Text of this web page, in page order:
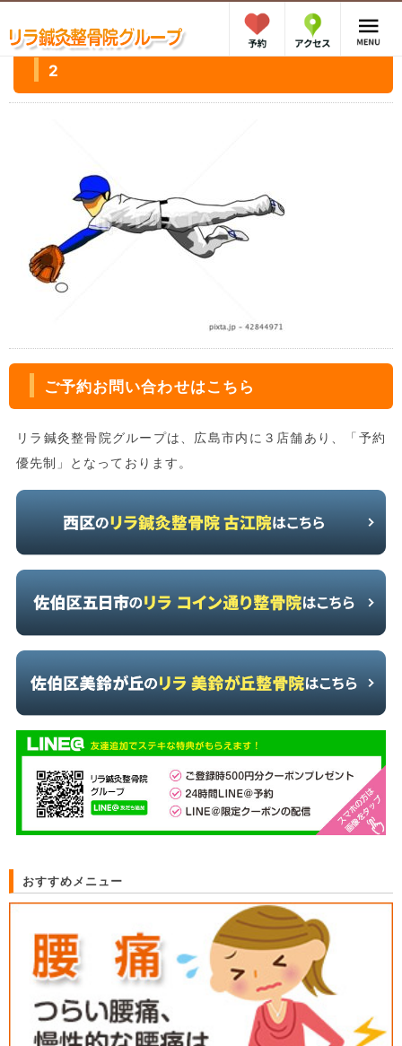
2
ご予約お問い合わせはこちら
リラ鍼灸整骨院グループは、広島市内に３店舗あり、「予約
優先制」となっております。
おすすめメニュー